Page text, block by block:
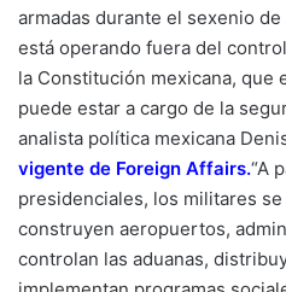
armadas durante el sexenio de
está operando fuera del
la Constitución mexicana, que
puede estar a cargo de la
analista política mexicana
vigente de Foreign Affairs.“A
presidenciales, los militares
construyen aeropuertos,
controlan las aduanas,